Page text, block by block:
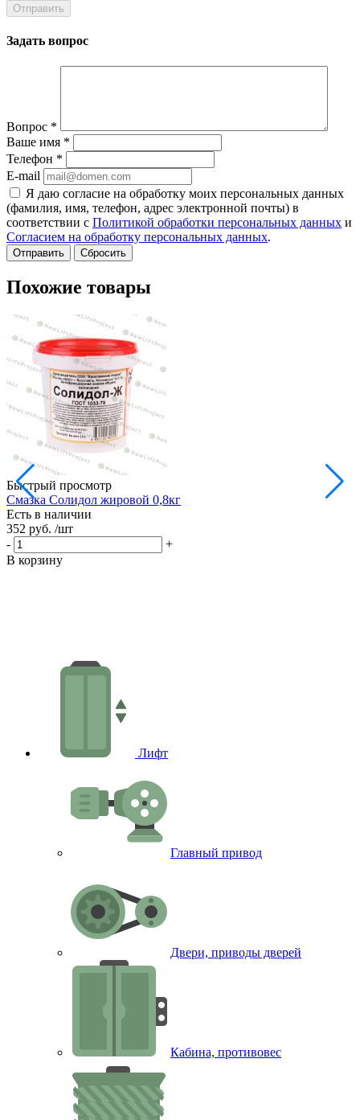
Задать вопрос
Вопрос *
Ваше имя *
Телефон *
E-mail
Я даю согласие на обработку моих персональных данных
(фамилия, имя, телефон, адрес электронной почты) в
соответствии с Политикой обработки персональных данных и
Согласием на обработку персональных данных.
Сбросить
Похожие товары
Быстрый просмотр
Смазка Солидол жировой 0,8кг
Есть в наличии
352 руб. /шт
-
+
В корзину
Лифт
Главный привод
Двери, приводы дверей
Кабина, противовес